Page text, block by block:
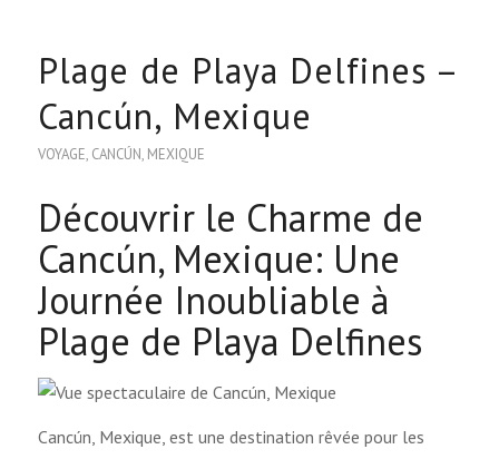
Plage de Playa Delfines –
Cancún, Mexique
VOYAGE, CANCÚN, MEXIQUE
Découvrir le Charme de
Cancún, Mexique: Une
Journée Inoubliable à
Plage de Playa Delfines
Cancún, Mexique, est une destination rêvée pour les